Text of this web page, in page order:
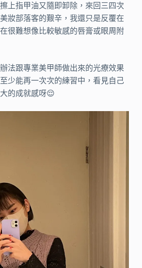
上指甲油又隨即卸除，來回三四次
妝部落客的艱辛，我還只是反覆在
在很難想像比較敏感的唇膏或眼周附
法跟專業美甲師做出來的光療效果
少能再一次次的練習中，看見自己
的成就感呀😌